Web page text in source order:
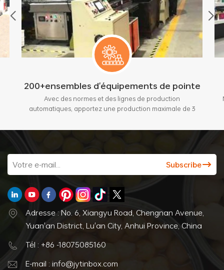
200+ensembles d'équipements de pointe
Avec des normes et des lignes de production
automatiques, apportez une production maximale de 3
Adresse : No. 6, Xiangyu Road, Chengnan Avenue,
Yuan'an District, Lu'an City, Anhui Province, China
Tél : +86 -18075085160
E-mail : info@jytinbox.com